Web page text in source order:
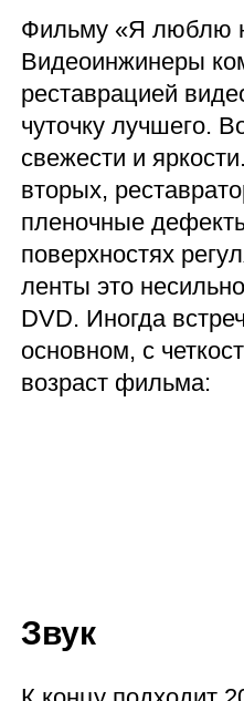
Фильму «Я люблю
Видеоинжинеры
реставрацией
чуточку лучшего.
свежести и
вторых,
пленочные
поверхностях
ленты это
DVD. Иногда
основном, с
возраст фильма:
Звук